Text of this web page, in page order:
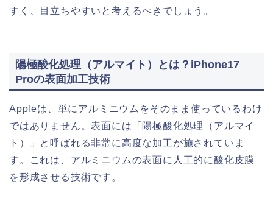
すく、目立ちやすいと考えるべきでしょう。
陽極酸化処理（アルマイト）とは？iPhone17
Proの表面加工技術
Appleは、単にアルミニウムをそのまま使っているわけ
ではありません。表面には「陽極酸化処理（アルマイ
ト）」と呼ばれる非常に高度な加工が施されていま
す。これは、アルミニウムの表面に人工的に酸化皮膜
を形成させる技術です。